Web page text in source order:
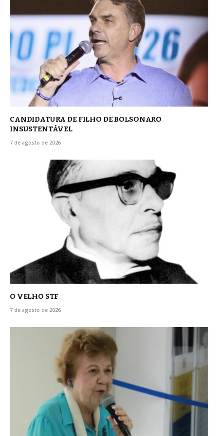
CANDIDATURA DE FILHO DE BOLSONARO
INSUSTENTÁVEL
7 de agosto de 2026
O VELHO STF
7 de agosto de 2026